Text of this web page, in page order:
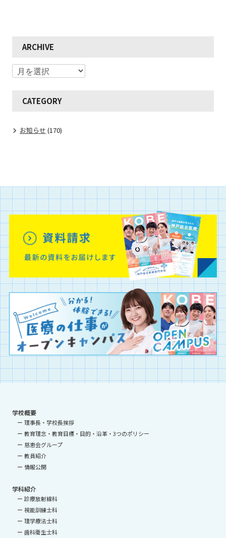
ARCHIVE
CATEGORY
お知らせ (170)
学校概要
理事長・学校長挨拶
教育理念・教育目標・目的・沿革・3つのポリシー
慈恵会グループ
教員紹介
情報公開
学科紹介
診療放射線科
視能訓練士科
理学療法士科
歯科衛生士科